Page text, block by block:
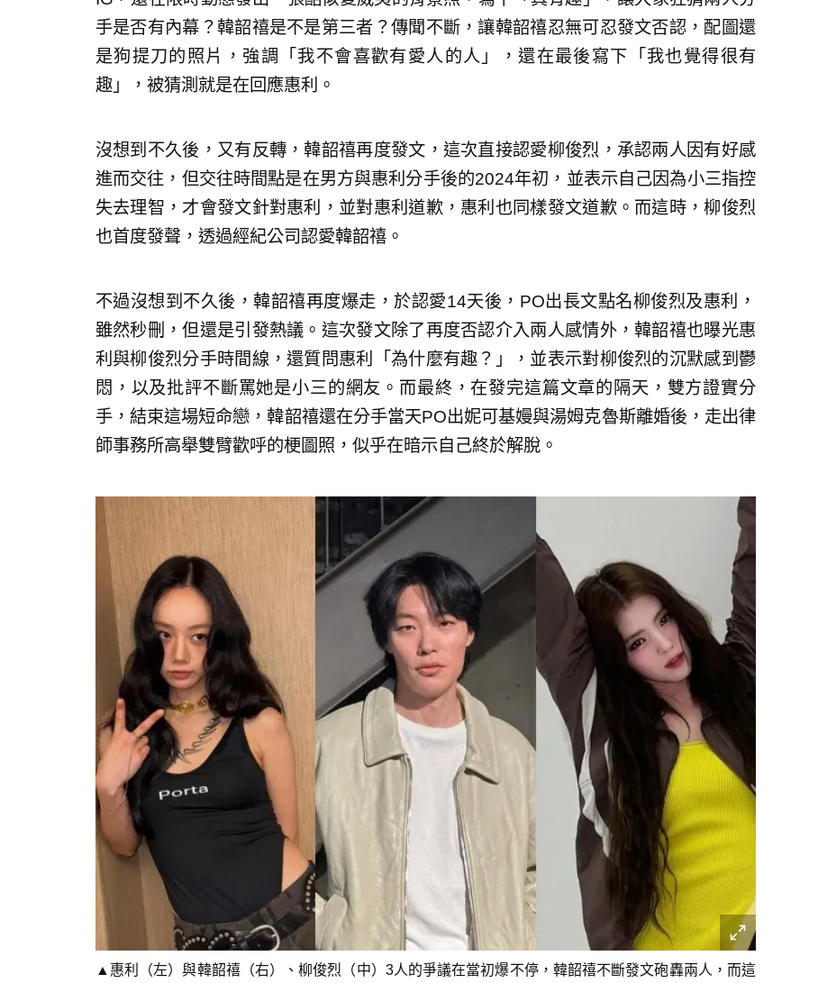
手是否有內幕？韓韶禧是不是第三者？傳聞不斷，讓韓韶禧忍無可忍發文否認，配圖還
是狗提刀的照片，強調「我不會喜歡有愛人的人」，還在最後寫下「我也覺得很有
趣」，被猜測就是在回應惠利。
沒想到不久後，又有反轉，韓韶禧再度發文，這次直接認愛柳俊烈，承認兩人因有好感
進而交往，但交往時間點是在男方與惠利分手後的2024年初，並表示自己因為小三指控
失去理智，才會發文針對惠利，並對惠利道歉，惠利也同樣發文道歉。而這時，柳俊烈
也首度發聲，透過經紀公司認愛韓韶禧。
不過沒想到不久後，韓韶禧再度爆走，於認愛14天後，PO出長文點名柳俊烈及惠利，
雖然秒刪，但還是引發熱議。這次發文除了再度否認介入兩人感情外，韓韶禧也曝光惠
利與柳俊烈分手時間線，還質問惠利「為什麼有趣？」，並表示對柳俊烈的沉默感到鬱
悶，以及批評不斷罵她是小三的網友。而最終，在發完這篇文章的隔天，雙方證實分
手，結束這場短命戀，韓韶禧還在分手當天PO出妮可基嫚與湯姆克魯斯離婚後，走出律
師事務所高舉雙臂歡呼的梗圖照，似乎在暗示自己終於解脫。
▲惠利（左）與韓韶禧（右）、柳俊烈（中）3人的爭議在當初爆不停，韓韶禧不斷發文砲轟兩人，而這